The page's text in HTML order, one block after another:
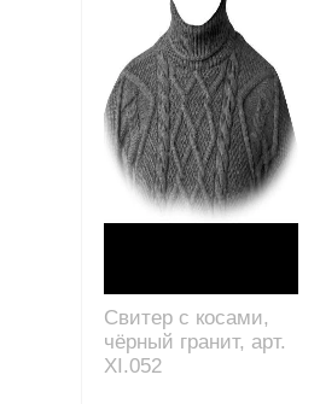
Свитер с косами,
чёрный гранит, арт.
XI.052